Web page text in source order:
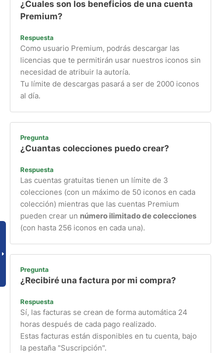
¿Cuales son los beneficios de una cuenta
Premium?
Respuesta
Como usuario Premium, podrás descargar las
licencias que te permitirán usar nuestros iconos sin
necesidad de atribuir la autoría.
Tu límite de descargas pasará a ser de 2000 iconos
al día.
Pregunta
¿Cuantas colecciones puedo crear?
Respuesta
Las cuentas gratuitas tienen un límite de 3
colecciones (con un máximo de 50 iconos en cada
colección) mientras que las cuentas Premium
pueden crear un número ilimitado de colecciones
(con hasta 256 iconos en cada una).
Pregunta
¿Recibiré una factura por mi compra?
Respuesta
Sí, las facturas se crean de forma automática 24
horas después de cada pago realizado.
Estas facturas están disponibles en tu cuenta, bajo
la pestaña "Suscripción".